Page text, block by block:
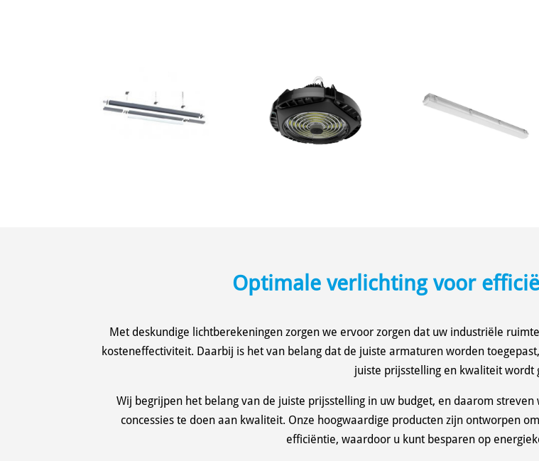
Optimale verlichting voor
Met deskundige lichtberekeningen zorgen we ervoor zorgen dat uw industriële
kosteneffectiviteit. Daarbij is het van belang dat de juiste armaturen worden
juiste prijsstelling en kwaliteit wordt
Wij begrijpen het belang van de juiste prijsstelling in uw budget, en daarom
concessies te doen aan kwaliteit. Onze hoogwaardige producten zijn ontworpen
efficiëntie, waardoor u kunt besparen op